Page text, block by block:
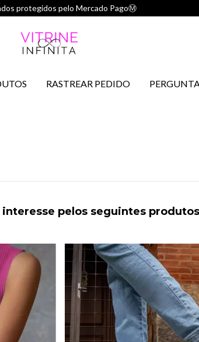
protegidos pelo Mercado PagoⓂ️
RASTREAR PEDIDO
interesse pelos seguintes